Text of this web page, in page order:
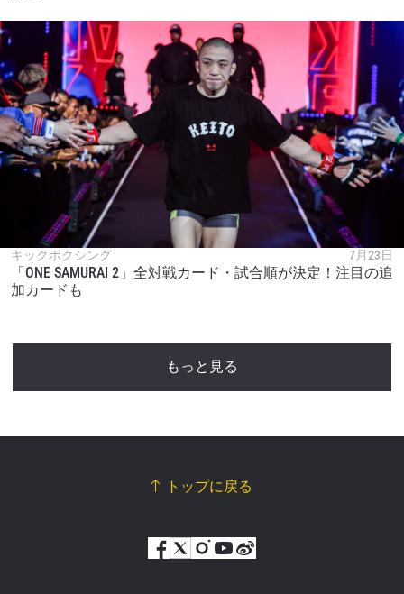
キックボクシング 7月23日
「ONE SAMURAI 2」全対戦カード・試合順が決定！注目の追
加カードも
もっと見る
トップに戻る